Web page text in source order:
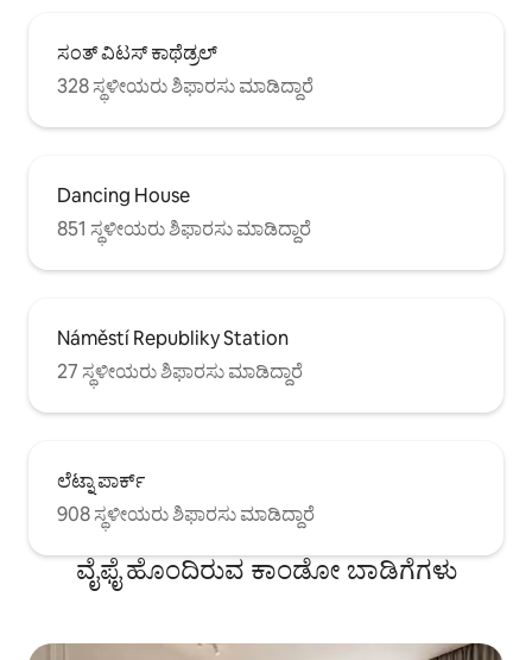
ಸಂತ್ ವಿಟಸ್ ಕಾಥೆಡ್ರಲ್
328 ಸ್ಥಳೀಯರು ಶಿಫಾರಸು ಮಾಡಿದ್ದಾರೆ
Dancing House
851 ಸ್ಥಳೀಯರು ಶಿಫಾರಸು ಮಾಡಿದ್ದಾರೆ
Náměstí Republiky Station
27 ಸ್ಥಳೀಯರು ಶಿಫಾರಸು ಮಾಡಿದ್ದಾರೆ
ಲೆಟ್ನಾ ಪಾರ್ಕ್
908 ಸ್ಥಳೀಯರು ಶಿಫಾರಸು ಮಾಡಿದ್ದಾರೆ
ವೈಫೈ ಹೊಂದಿರುವ ಕಾಂಡೋ ಬಾಡಿಗೆಗಳು